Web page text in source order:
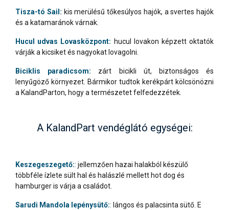
Tisza-tó Sail: kis merülésű tőkesúlyos hajók, a svertes hajók
és a katamaránok várnak.
Hucul udvas Lovasközpont: hucul lovakon képzett oktatók
várják a kicsiket és nagyokat lovagolni.
Biciklis paradicsom: zárt bicikli út, biztonságos és
lenyűgöző környezet. Bármikor tudtok kerékpárt kölcsönözni
a KalandParton, hogy a természetet felfedezzétek.
A KalandPart vendéglátó egységei:
Keszegeszegető:: jellemzően hazai halakból készülő
többféle ízlete sült hal és halászlé mellett hot dog és
hamburger is várja a családot.
Sarudi Mandola lepénysütő:: lángos és palacsinta sütő. E